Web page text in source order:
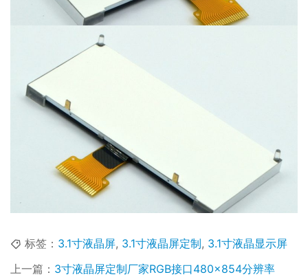
标签： 3.1寸液晶屏, 3.1寸液晶屏定制, 3.1寸液晶显示屏
上一篇： 3寸液晶屏定制厂家RGB接口480×854分辨率